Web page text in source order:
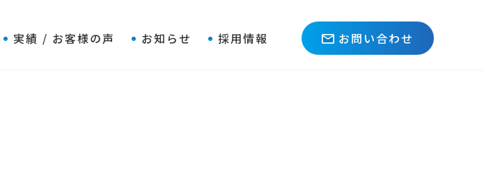
実績 / お客様の声 お知らせ 採用情報 お問い合わせ